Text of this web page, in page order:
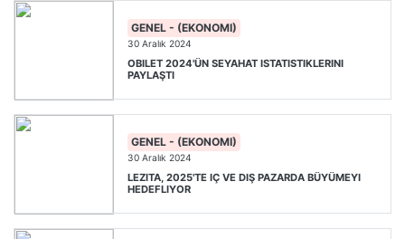
GENEL - (EKONOMI)
30 Aralık 2024
OBILET 2024'ÜN SEYAHAT ISTATISTIKLERINI
PAYLAŞTI
GENEL - (EKONOMI)
30 Aralık 2024
LEZITA, 2025'TE IÇ VE DIŞ PAZARDA BÜYÜMEYI
HEDEFLIYOR